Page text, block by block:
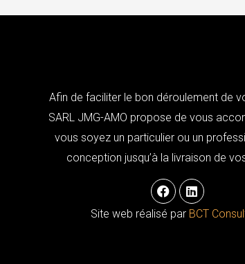
Afin de faciliter le bon déroulement de
SARL JMG-AMO propose de vous
vous soyez un particulier ou un
conception jusqu’à la livraison de
F
a
c
e
L
i
n
k
Site web réalisé par BCT